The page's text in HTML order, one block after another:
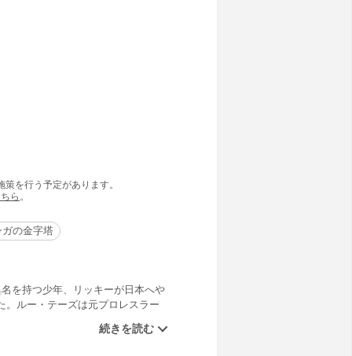
を行う予定があります。
ら 。
ガの金字塔
を持つ少年、リッキーが日本へや
。ルー・テーズは元プロレスラー